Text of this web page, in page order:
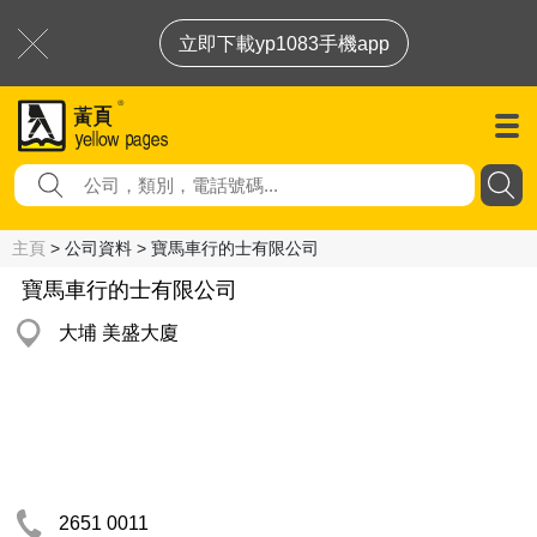
立即下載yp1083手機app
主頁 > 公司資料 > 寶馬車行的士有限公司
寶馬車行的士有限公司
大埔 美盛大廈
2651 0011